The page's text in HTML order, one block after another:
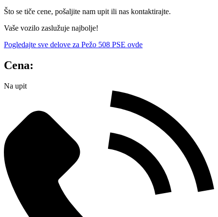
Što se tiče cene, pošaljite nam upit ili nas kontaktirajte.
Vaše vozilo zaslužuje najbolje!
Pogledajte sve delove za Pežo 508 PSE ovde
Cena:
Na upit